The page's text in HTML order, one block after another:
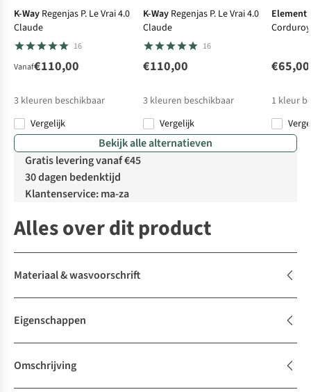
K-Way Regenjas P. Le Vrai 4.0
Claude
16
Vanaf€110,00
3 kleuren beschikbaar
Vergelijk
K-Way Regenjas P. Le Vrai 4.0
Claude
16
€110,00
3 kleuren beschikbaar
Vergelijk
Element
€65,00
1 kleur
Bekijk alle alternatieven
Gratis levering vanaf €45
30 dagen bedenktijd
Klantenservice: ma-za
Alles over dit product
Materiaal & wasvoorschrift
Eigenschappen
Omschrijving